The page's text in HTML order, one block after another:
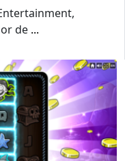
de ...